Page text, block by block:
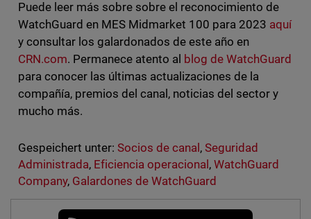
Puede leer más sobre sobre el reconocimiento de
WatchGuard en MES Midmarket 100 para 2023 aquí
y consultar los galardonados de este año en
CRN.com. Permanece atento al blog de WatchGuard
para conocer las últimas actualizaciones de la
compañía, premios del canal, noticias del sector y
mucho más.
Gespeichert unter: Socios de canal ,Seguridad
Administrada, Eficiencia operacional ,WatchGuard
Company, Galardones de WatchGuard